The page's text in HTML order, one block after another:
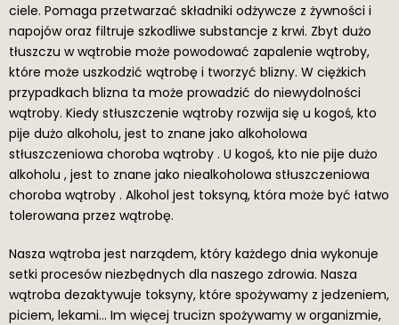
ciele. Pomaga przetwarzać składniki odżywcze z żywności i
napojów oraz filtruje szkodliwe substancje z krwi. Zbyt dużo
tłuszczu w wątrobie może powodować zapalenie wątroby,
które może uszkodzić wątrobę i tworzyć blizny. W ciężkich
przypadkach blizna ta może prowadzić do niewydolności
wątroby. Kiedy stłuszczenie wątroby rozwija się u kogoś, kto
pije dużo alkoholu, jest to znane jako alkoholowa
stłuszczeniowa choroba wątroby . U kogoś, kto nie pije dużo
alkoholu , jest to znane jako niealkoholowa stłuszczeniowa
choroba wątroby . Alkohol jest toksyną, która może być łatwo
tolerowana przez wątrobę.
Nasza wątroba jest narządem, który każdego dnia wykonuje
setki procesów niezbędnych dla naszego zdrowia. Nasza
wątroba dezaktywuje toksyny, które spożywamy z jedzeniem,
piciem, lekami… Im więcej trucizn spożywamy w organizmie,